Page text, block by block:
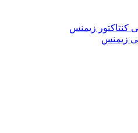
کنتاکتور زیمنس
زیمنس